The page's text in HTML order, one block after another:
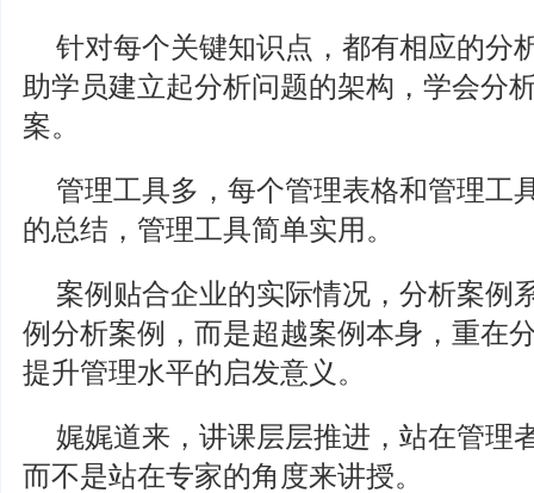
针对每个关键知识点，都有相应的分
助学员建立起分析问题的架构，学会分
案。
管理工具多，每个管理表格和管理工
的总结，管理工具简单实用。
案例贴合企业的实际情况，分析案例
例分析案例，而是超越案例本身，重在
提升管理水平的启发意义。
娓娓道来，讲课层层推进，站在管理
而不是站在专家的角度来讲授。